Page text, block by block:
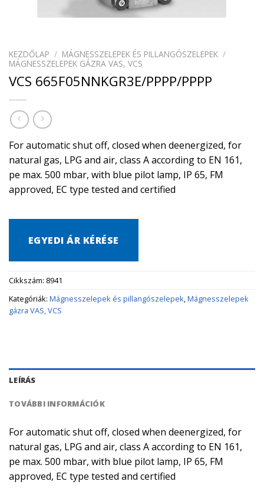
KEZDŐLAP / MÁGNESSZELEPEK ÉS PILLANGÓSZELEPEK /
MÁGNESSZELEPEK GÁZRA VAS, VCS
VCS 665F05NNKGR3E/PPPP/PPPP
For automatic shut off, closed when deenergized, for
natural gas, LPG and air, class A according to EN 161,
pe max. 500 mbar, with blue pilot lamp, IP 65, FM
approved, EC type tested and certified
EGYEDI ÁR KÉRÉSE
Cikkszám: 8941
Kategóriák: Mágnesszelepek és pillangószelepek,Mágnesszelepek
gázra VAS, VCS
LEÍRÁS
TOVÁBBI INFORMÁCIÓK
For automatic shut off, closed when deenergized, for
natural gas, LPG and air, class A according to EN 161,
pe max. 500 mbar, with blue pilot lamp, IP 65, FM
approved, EC type tested and certified